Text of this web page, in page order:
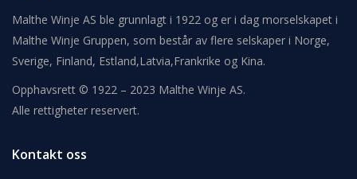
Malthe Winje AS ble grunnlagt i 1922 og er i dag morselskapet i
Malthe Winje Gruppen, som består av flere selskaper i Norge,
Sverige, Finland, Estland,Latvia,Frankrike og Kina.
Opphavsrett © 1922 – 2023 Malthe Winje AS.
Alle rettigheter reservert.
Kontakt oss